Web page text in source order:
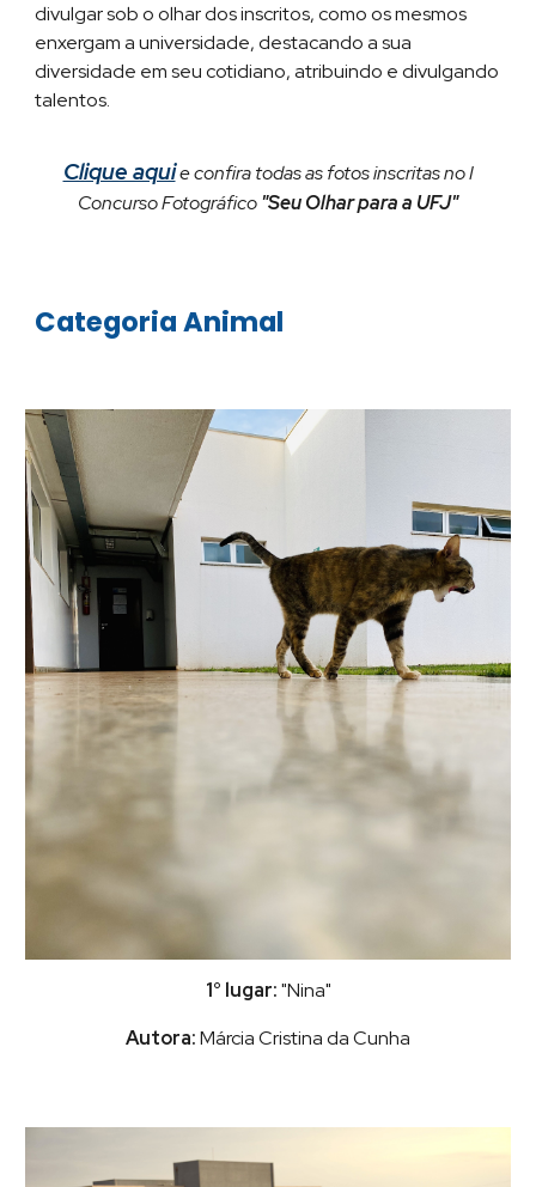
divulgar sob o olhar dos inscritos, como os mesmos
enxergam a universidade, destacando a sua
diversidade em seu cotidiano, atribuindo e divulgando
talentos.
Clique aquie confira todas as fotos inscritas no I
Concurso Fotográfico"Seu Olhar para a UFJ"
Categoria Animal
1° lugar:"Nina"
Autora:Márcia Cristina da Cunha